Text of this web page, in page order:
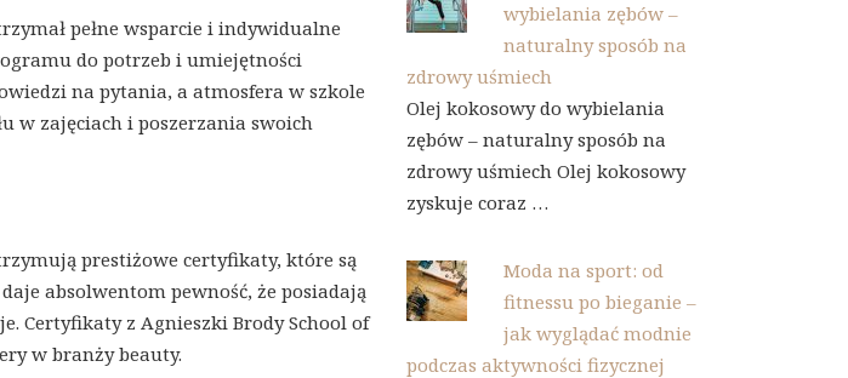
pełne wsparcie i indywidualne
do potrzeb i umiejętności
na pytania, a atmosfera w szkole
w zajęciach i poszerzania swoich
prestiżowe certyfikaty, które są
absolwentom pewność, że posiadają
Certyfikaty z Agnieszki Brody School of
w branży beauty.
wybielania zębów –
naturalny sposób na
zdrowy uśmiech
Olej kokosowy do wybielania
zębów – naturalny sposób na
zdrowy uśmiech Olej kokosowy
zyskuje coraz …
Moda na sport: od
fitnessu po bieganie –
jak wyglądać modnie
podczas aktywności fizycznej